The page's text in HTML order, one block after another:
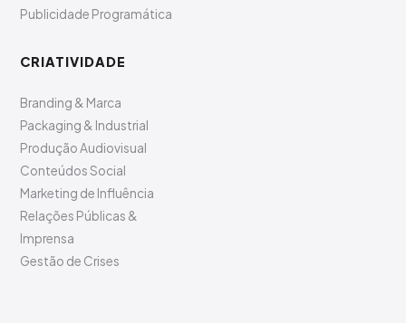
Publicidade Programática
CRIATIVIDADE
Branding & Marca
Packaging & Industrial
Produção Audiovisual
Conteúdos Social
Marketing de Influência
Relações Públicas &
Imprensa
Gestão de Crises